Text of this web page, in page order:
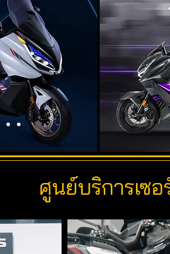
ศูนย์บริการเซ